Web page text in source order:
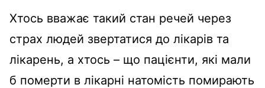
Хтось вважає такий стан речей через
страх людей звертатися до лікарів та
лікарень, а хтось – що пацієнти, які мали
б померти в лікарні натомість помирають